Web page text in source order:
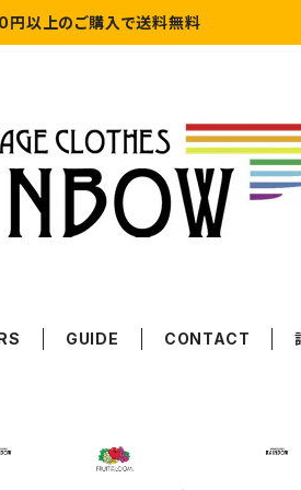
以上のご購入で送料無料
GUIDE CONTACT